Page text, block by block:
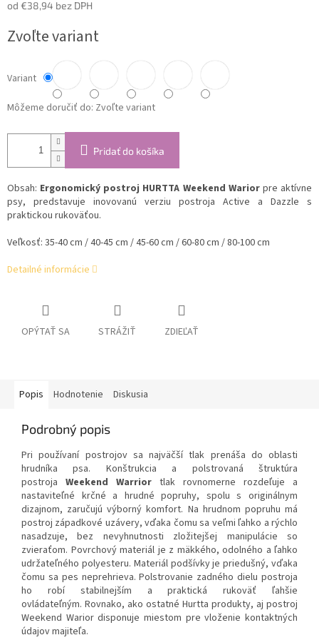
od €38,94 bez DPH
cena:
Zvoľte variant
Variant
Môžeme doručiť do: Zvoľte variant
Pridať do košíka
Obsah: Ergonomický postroj HURTTA Weekend Warior pre aktívne
psy, predstavuje inovovanú verziu postroja Active a Dazzle s
praktickou rukoväťou.
Veľkosť: 35-40 cm / 40-45 cm / 45-60 cm / 60-80 cm / 80-100 cm
Detailné informácie
OPÝTAŤ SA STRÁŽIŤ ZDIEĽAŤ
Popis Hodnotenie Diskusia
Podrobný popis
Pri používaní postrojov sa najväčší tlak prenáša do oblasti
hrudníka psa. Konštrukcia a polstrovaná štruktúra
postroja Weekend Warrior tlak rovnomerne rozdeľuje a
nastaviteľné krčné a hrudné popruhy, spolu s originálnym
dizajnom, zaručujú výborný komfort. Na hrudnom popruhu má
postroj západkové uzávery, vďaka čomu sa veľmi ľahko a rýchlo
nasadzuje, bez nevyhnutnosti zložitejšej manipulácie so
zvieraťom. Povrchový materiál je z mäkkého, odolného a ľahko
udržateľného polyesteru. Materiál podšívky je priedušný, vďaka
čomu sa pes neprehrieva. Polstrovanie zadného dielu postroja
ho robí stabilnejším a praktická rukoväť ľahšie
ovládateľným. Rovnako, ako ostatné Hurtta produkty, aj postroj
Weekend Warior disponuje miestom pre vloženie kontaktných
údajov majiteľa.